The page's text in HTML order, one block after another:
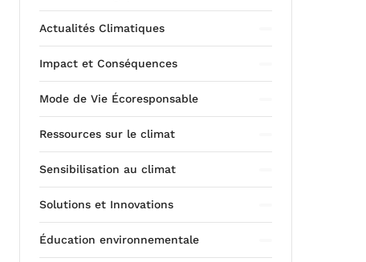
Actualités Climatiques
Impact et Conséquences
Mode de Vie Écoresponsable
Ressources sur le climat
Sensibilisation au climat
Solutions et Innovations
Éducation environnementale